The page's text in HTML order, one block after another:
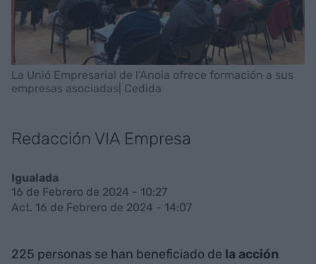
La Unió Empresarial de l'Anoia ofrece formación a sus
empresas asociadas| Cedida
Redacción VIA Empresa
Igualada
16 de Febrero de 2024 - 10:27
Act. 16 de Febrero de 2024 - 14:07
225 personas se han beneficiado de la acción